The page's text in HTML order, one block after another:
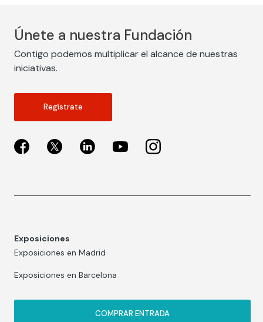
Únete a nuestra Fundación
Contigo podemos multiplicar el alcance de nuestras
iniciativas.
Regístrate
Exposiciones
Exposiciones en Madrid
Exposiciones en Barcelona
COMPRAR ENTRADA